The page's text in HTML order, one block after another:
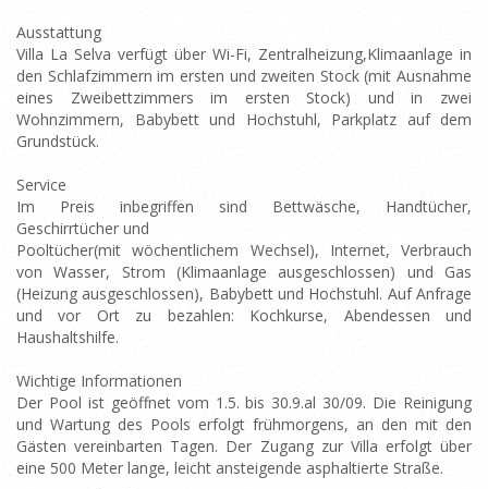
Ausstattung
Villa La Selva verfügt über Wi-Fi, Zentralheizung,Klimaanlage in
den Schlafzimmern im ersten und zweiten Stock (mit Ausnahme
eines Zweibettzimmers im ersten Stock) und in zwei
Wohnzimmern, Babybett und Hochstuhl, Parkplatz auf dem
Grundstück.
Service
Im Preis inbegriffen sind Bettwäsche, Handtücher,
Geschirrtücher und
Pooltücher(mit wöchentlichem Wechsel), Internet, Verbrauch
von Wasser, Strom (Klimaanlage ausgeschlossen) und Gas
(Heizung ausgeschlossen), Babybett und Hochstuhl. Auf Anfrage
und vor Ort zu bezahlen: Kochkurse, Abendessen und
Haushaltshilfe.
Wichtige Informationen
Der Pool ist geöffnet vom 1.5. bis 30.9.al 30/09. Die Reinigung
und Wartung des Pools erfolgt frühmorgens, an den mit den
Gästen vereinbarten Tagen. Der Zugang zur Villa erfolgt über
eine 500 Meter lange, leicht ansteigende asphaltierte Straße.